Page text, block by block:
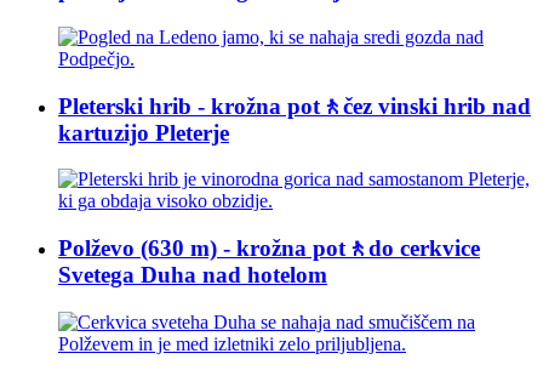
Pleterski hrib - krožna pot🚶čez vinski hrib nad
kartuzijo Pleterje
Polževo (630 m) - krožna pot🚶do cerkvice
Svetega Duha nad hotelom